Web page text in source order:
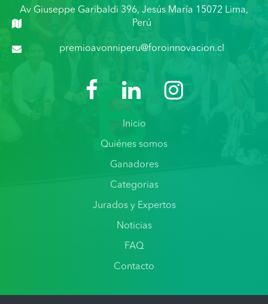
Av Giuseppe Garibaldi 396, Jesús María 15072 Lima,
Perú
premioavonniperu@foroinnovacion.cl
Inicio
Quiénes somos
Ganadores
Categorias
Jurados y Expertos
Noticias
FAQ
Contacto